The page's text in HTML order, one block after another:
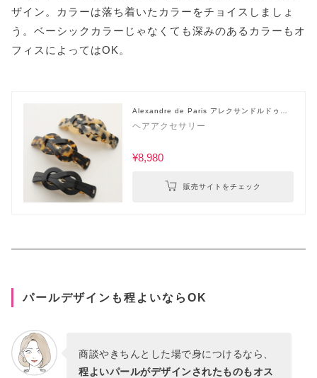
ザイン。カラーは落ち着いたカラーをチョイスしましょ
う。ベーシックカラーじゃなくても深みのあるカラーもオ
フィスによってはOK。
Alexandre de Paris アレクサンドルドゥパ
ヘアアクセサリー
¥8,980
販売サイトをチェック
パールデザインも程よいならOK
商談やきちんとした場で身につけるなら、
程よいパールがデザインされたものもオス